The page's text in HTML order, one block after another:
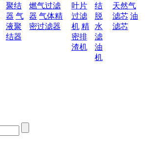
聚结
器 气
液聚
结器
燃气过滤
器 气体精
密过滤器
叶片
过滤
机 精
密排
渣机
结
脱
水
滤
油
机
天然气
滤芯 油
滤芯